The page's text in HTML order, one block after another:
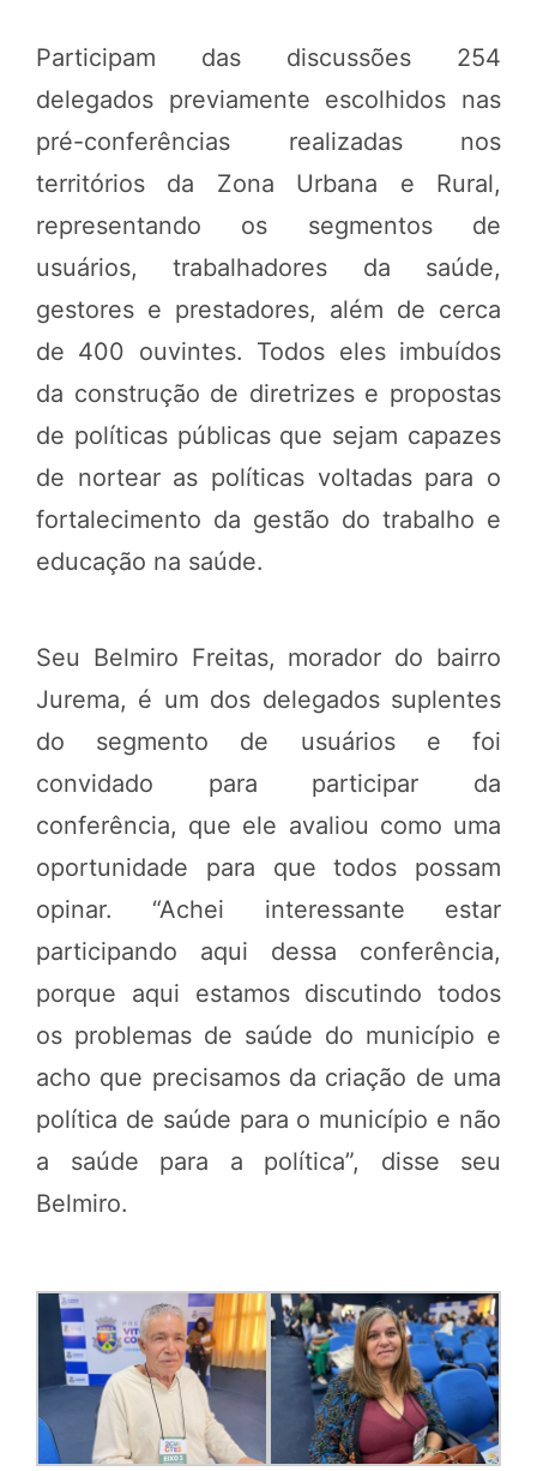
Participam das discussões 254
delegados previamente escolhidos nas
pré-conferências realizadas nos
territórios da Zona Urbana e Rural,
representando os segmentos de
usuários, trabalhadores da saúde,
gestores e prestadores, além de cerca
de 400 ouvintes. Todos eles imbuídos
da construção de diretrizes e propostas
de políticas públicas que sejam capazes
de nortear as políticas voltadas para o
fortalecimento da gestão do trabalho e
educação na saúde.
Seu Belmiro Freitas, morador do bairro
Jurema, é um dos delegados suplentes
do segmento de usuários e foi
convidado para participar da
conferência, que ele avaliou como uma
oportunidade para que todos possam
opinar. “Achei interessante estar
participando aqui dessa conferência,
porque aqui estamos discutindo todos
os problemas de saúde do município e
acho que precisamos da criação de uma
política de saúde para o município e não
a saúde para a política”, disse seu
Belmiro.